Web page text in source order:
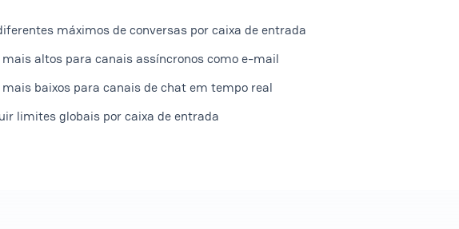
máximos de conversas por caixa de entrada
altos para canais assíncronos como e-mail
baixos para canais de chat em tempo real
limites globais por caixa de entrada